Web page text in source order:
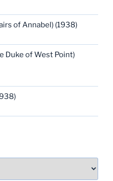
of Annabel) (1938)
Duke of West Point)